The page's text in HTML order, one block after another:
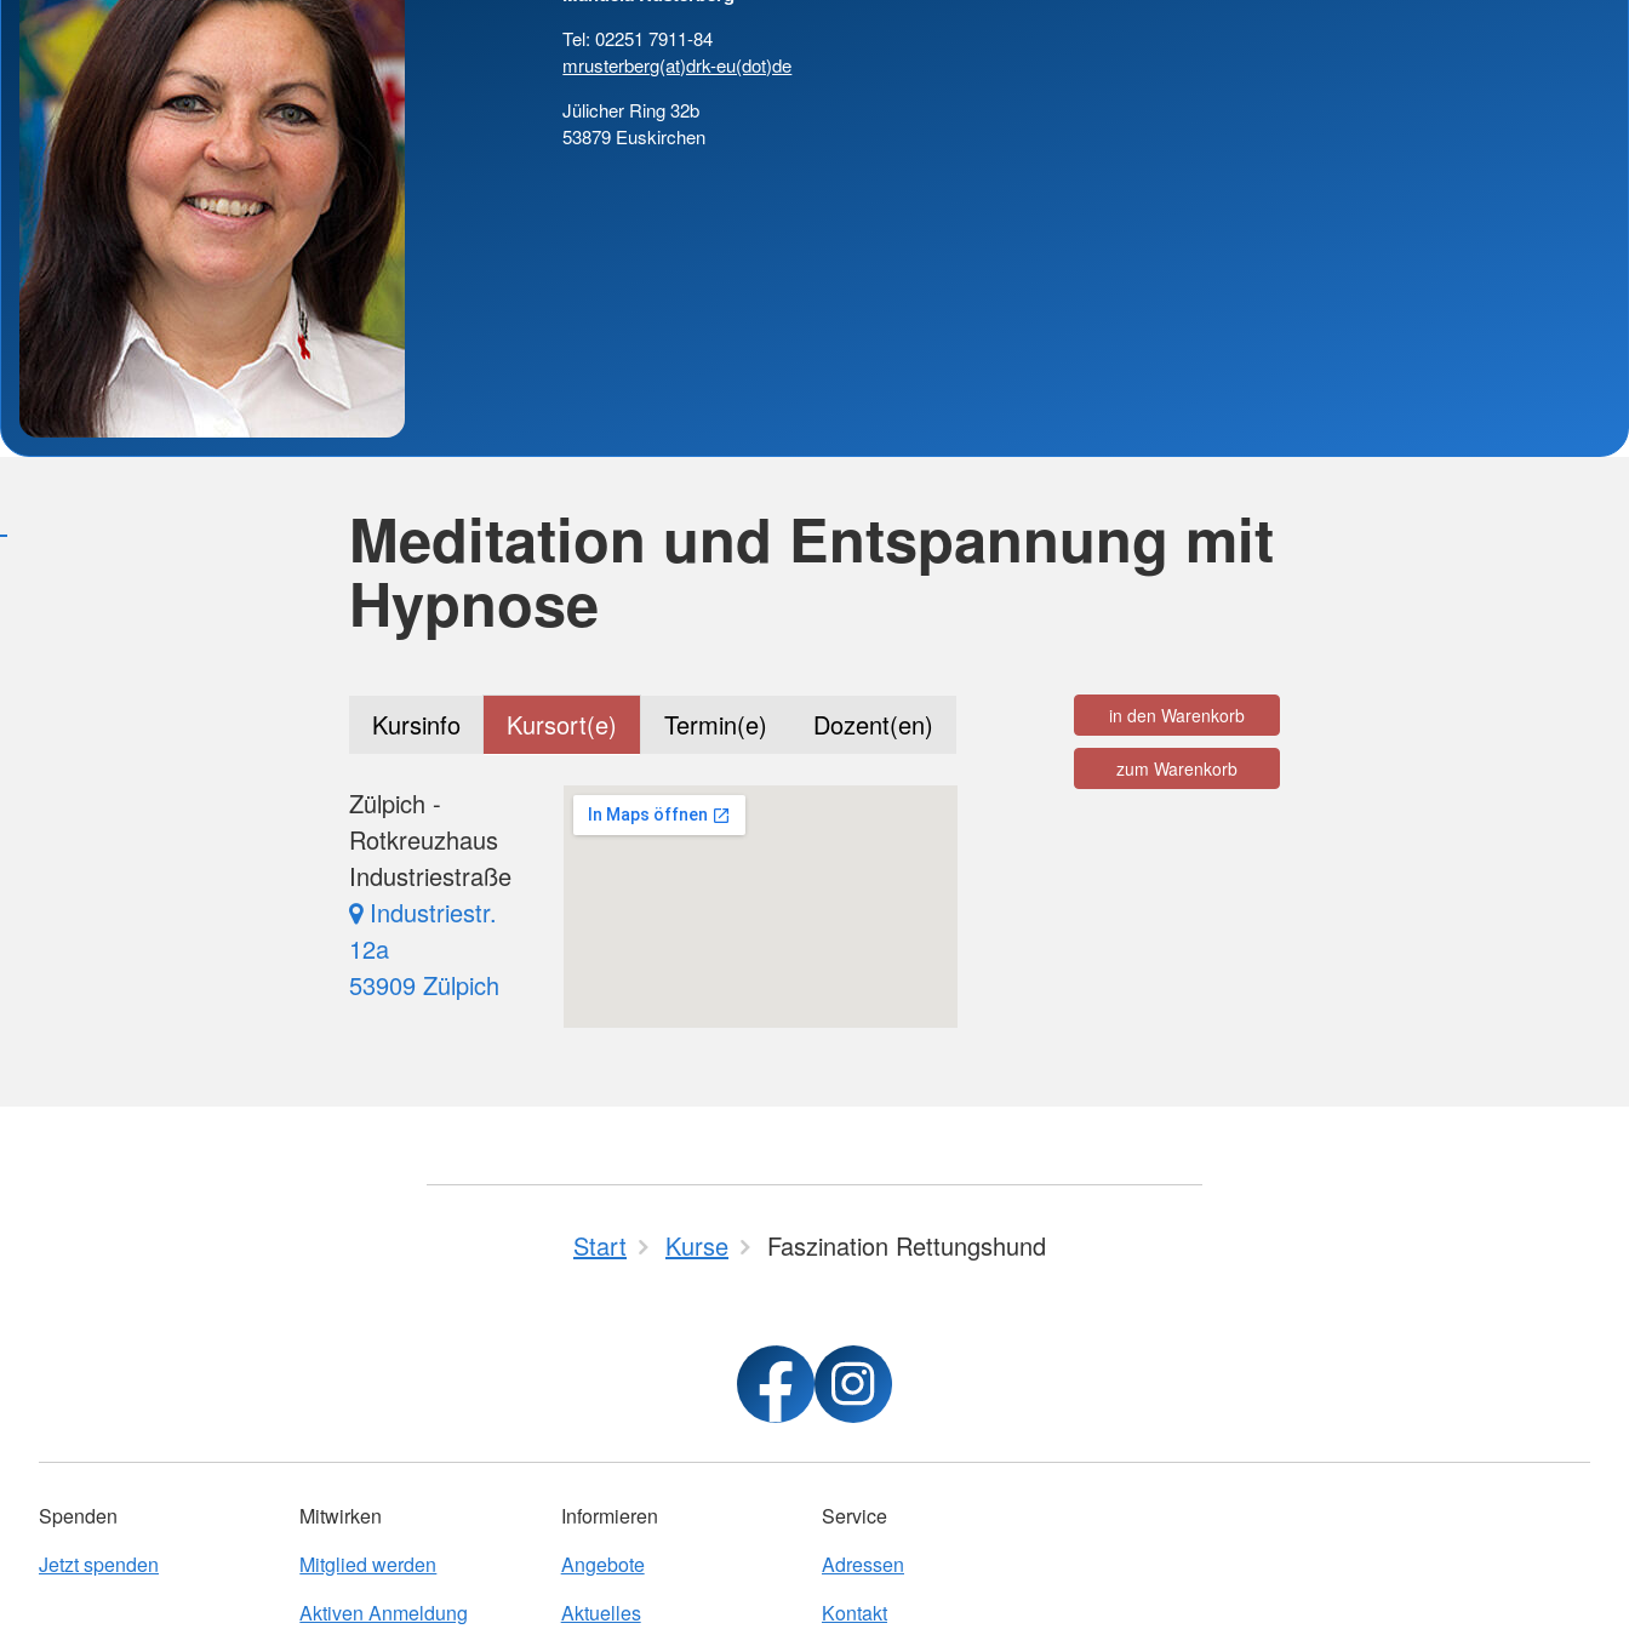
Tel: 02251 7911-84
mrusterberg(at)drk-eu(dot)de
Jülicher Ring 32b
53879 Euskirchen
Meditation und Entspannung mit
Hypnose
Kursinfo Kursort(e) Termin(e) Dozent(en)
Zülpich -
Rotkreuzhaus
Industriestraße
Industriestr.
12a
53909 Zülpich
in den Warenkorb
zum Warenkorb
Start Kurse Faszination Rettungshund
Spenden
Jetzt spenden
Mitwirken
Mitglied werden
Aktiven Anmeldung
Informieren
Angebote
Aktuelles
Service
Adressen
Kontakt